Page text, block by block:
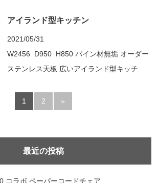
本体H2400 + フィラー処理 ウォールナット
材 ウレタン塗装 事前に設置個所の採寸をさ
せていただき スケッチでイメージを作り 図
面をおこす 素敵なオー...
アイランド型キッチン
2021/05/31
W2456 D950 H850 パイン材無垢 オーダー
ステンレス天板 広いアイランド型キッチン
依頼をいただきました 簡単なスケッチから
1 2 »
最近の投稿
コラボ ペーパーコードチェア